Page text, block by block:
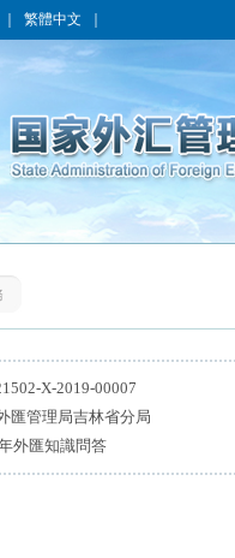
繁體中文
X-2019-00007
匯管理局吉林省分局
外匯知識問答